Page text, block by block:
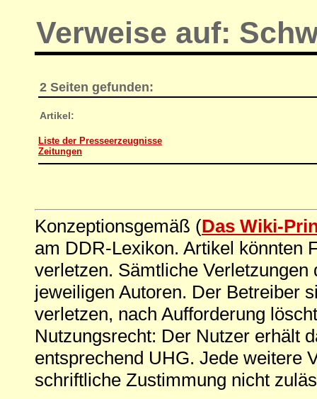
Verweise auf:
2 Seiten gefunden:
Artikel:
Liste der Presseerzeugnisse
Zeitungen
Konzeptionsgemäß (Das Wiki-
am DDR-Lexikon. Artikel könnten
verletzen. Sämtliche
jeweiligen Autoren. Der Betreiber
verletzen, nach Aufforderung
Nutzungsrecht: Der Nutzer erhält
entsprechend UHG. Jede weitere
schriftliche Zustimmung nicht